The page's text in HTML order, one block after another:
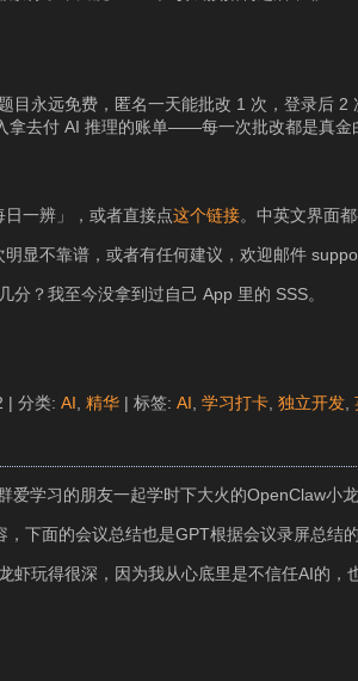
目永远免费，匿名一天能批改 1 次，登录后
拿去付 AI 推理的账单——每一次批改都是真金
一辨」，或者直接点这个链接。中英文界面
显不靠谱，或者有任何建议，欢迎邮件
分？我至今没拿到过自己 App 里的 SSS。
| 分类: AI 精华 | 标签: AI 学习打卡 独立开发
爱学习的朋友一起学时下大火的OpenClaw小
下面的会议总结也是GPT根据会议录屏总结的
虾玩得很深，因为我从心底里是不信任AI的，